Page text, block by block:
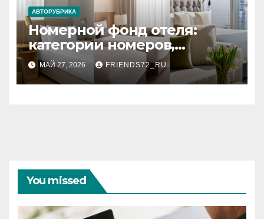
АВТОРУБРИКА
Номерной фонд отеля:
категории номеров,
вместимость и стандартное
оснащение
МАЙ 27, 2026 FRIENDS72_RU
You missed